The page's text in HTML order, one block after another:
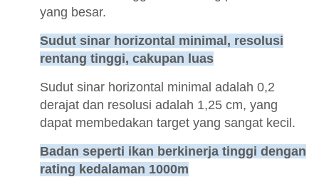
yang besar.
Sudut sinar horizontal minimal, resolusi
rentang tinggi, cakupan luas
Sudut sinar horizontal minimal adalah 0,2
derajat dan resolusi adalah 1,25 cm, yang
dapat membedakan target yang sangat kecil.
Badan seperti ikan berkinerja tinggi dengan
rating kedalaman 1000m